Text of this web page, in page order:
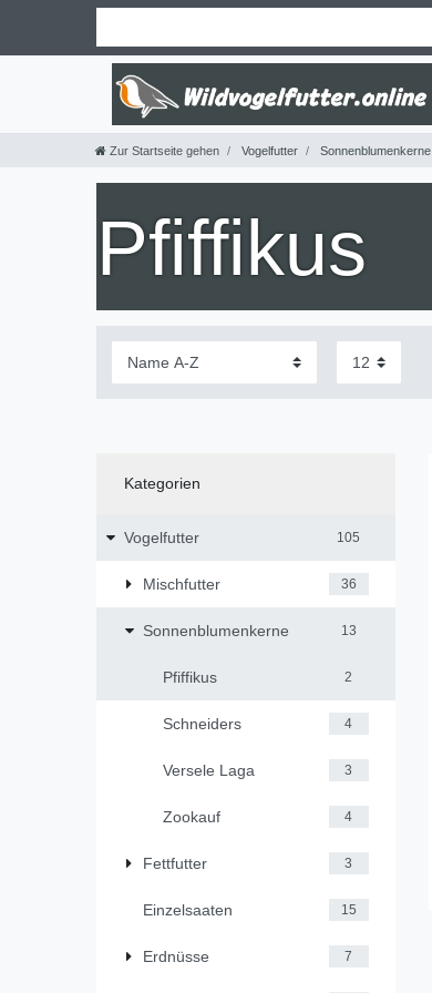
Zur Startseite gehen Vogelfutter Sonnenblumenkerne
Pfiffikus
Kategorien
Vogelfutter 105
Mischfutter 36
Sonnenblumenkerne 13
Pfiffikus 2
Schneiders 4
Versele Laga 3
Zookauf 4
Fettfutter 3
Einzelsaaten 15
Erdnüsse 7